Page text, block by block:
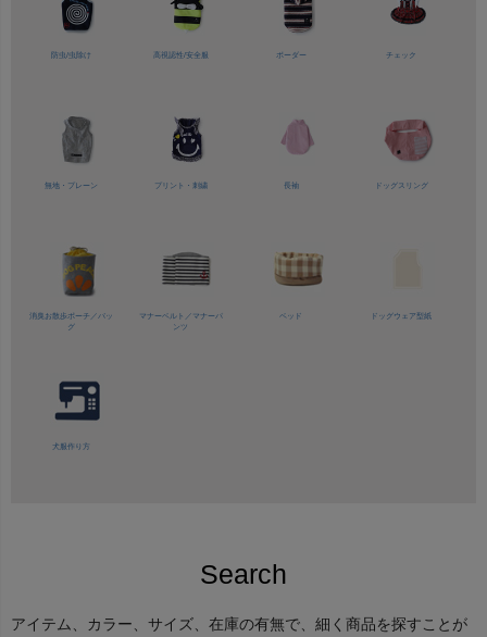
防虫/虫除け 高視認性/安全服 ボーダー チェック
無地・プレーン プリント・刺繍 長袖 ドッグスリング
消臭お散歩ポーチ／バッ
グ
マナーベルト／ マナーパ
ンツ
ベッド ドッグウェア型紙
犬服作り方
Search
アイテム、カラー、サイズ、在庫の有無で、細く商品を探すことが